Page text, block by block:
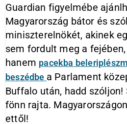
Guardian figyelmébe
Magyarország bátor és
miniszterelnökét, akinek
sem fordult meg a
hanem pacekba
beszédbe a Parlament
Buffalo után, hadd szóljon!
fönn rajta.
ettől!